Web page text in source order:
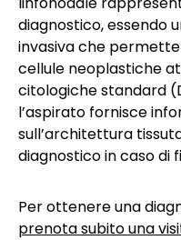
diagnostico, essendo
invasiva che
cellule neoplastiche
citologiche standard
l’aspirato fornisce
sull’architettura
diagnostico in caso di
Per ottenere una
prenota subito una